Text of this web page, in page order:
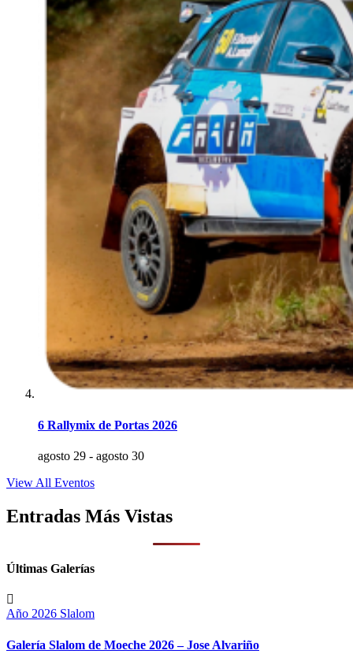
6 Rallymix de Portas 2026
agosto 29 - agosto 30
View All Eventos
Entradas Más Vistas
Últimas Galerías
Año 2026 Slalom
Galería Slalom de Moeche 2026 – Jose Alvariño